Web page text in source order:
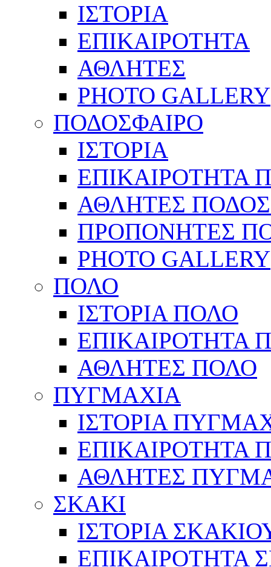
ΙΣΤΟΡΙΑ
ΕΠΙΚΑΙΡΟΤΗΤΑ
ΑΘΛΗΤΕΣ
PHOTO GALLERY
ΠΟΔΟΣΦΑΙΡΟ
ΙΣΤΟΡΙΑ
ΕΠΙΚΑΙΡΟΤΗΤΑ
ΑΘΛΗΤΕΣ
ΠΡΟΠΟΝΗΤΕΣ
PHOTO GALLERY
ΠΟΛΟ
ΙΣΤΟΡΙΑ ΠΟΛΟ
ΕΠΙΚΑΙΡΟΤΗΤΑ
ΑΘΛΗΤΕΣ ΠΟΛΟ
ΠΥΓΜΑΧΙΑ
ΙΣΤΟΡΙΑ
ΕΠΙΚΑΙΡΟΤΗΤΑ
ΑΘΛΗΤΕΣ
ΣΚΑΚΙ
ΙΣΤΟΡΙΑ
ΕΠΙΚΑΙΡΟΤΗΤΑ